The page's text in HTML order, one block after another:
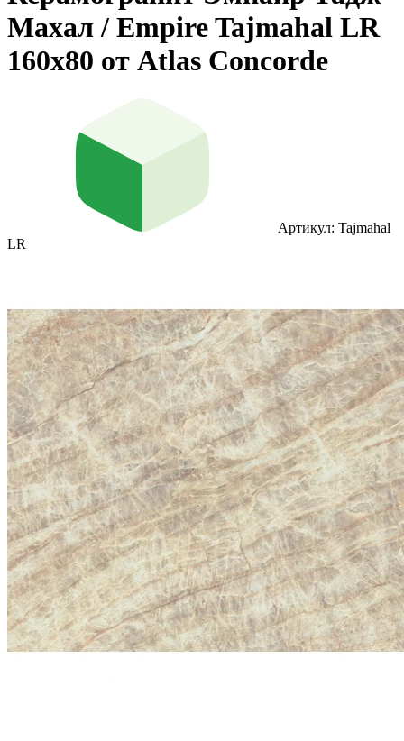
Махал / Empire Tajmahal LR
160x80 от Atlas Concorde
Артикул: Tajmahal
LR